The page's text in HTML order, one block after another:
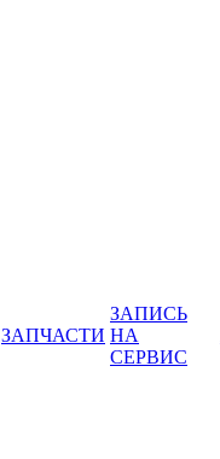
ЗАПЧАСТИ
ЗАПИСЬ
НА
СЕРВИС